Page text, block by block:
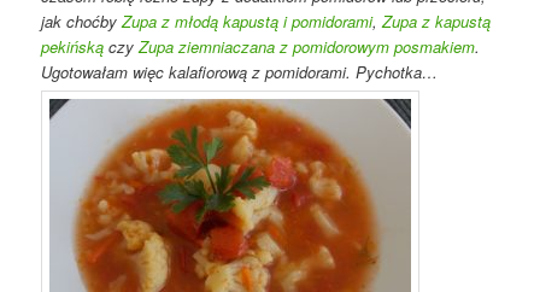
jak choćbyZupa z młodą kapustą i pomidorami,Zupa z kapustą
pekińską czyZupa ziemniaczana z pomidorowym posmakiem.
Ugotowałam więc kalafiorową z pomidorami. Pychotka…